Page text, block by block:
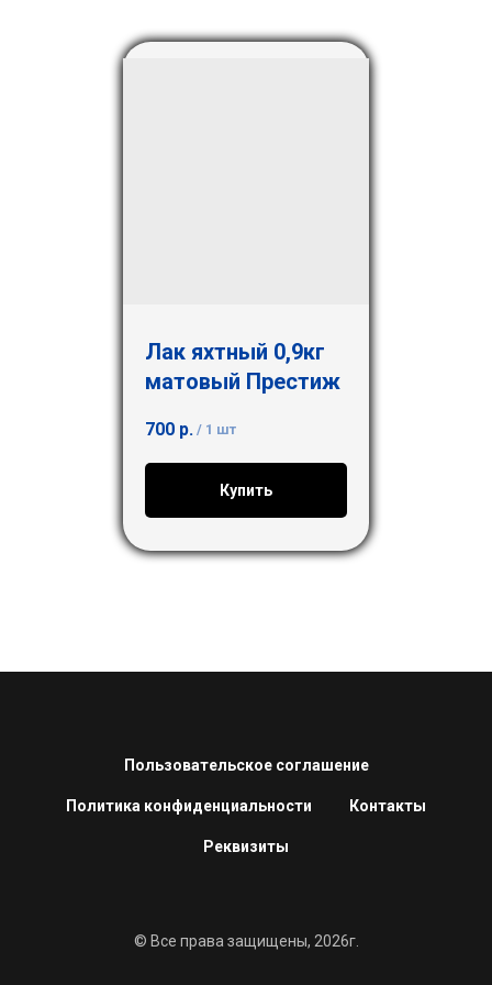
Лак яхтный 0,9кг
матовый Престиж
700 р. / 1 шт
Купить
Пользовательское соглашение
Политика конфиденциальности Контакты
Реквизиты
© Все права защищены, 2026г.